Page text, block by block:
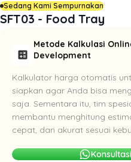
Sedang Kami Sempurnakan
SFT03 - Food Tray
calculate
Metode Kalkulasi
Development
Kalkulator harga otomatis
siapkan agar Anda bisa
saja. Sementara itu, tim
membantu menghitung
cepat, dan akurat sesuai